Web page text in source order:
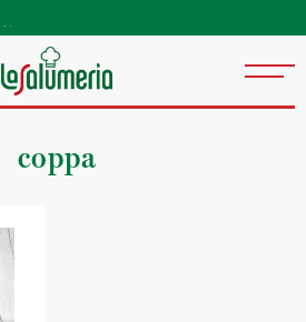
coppa